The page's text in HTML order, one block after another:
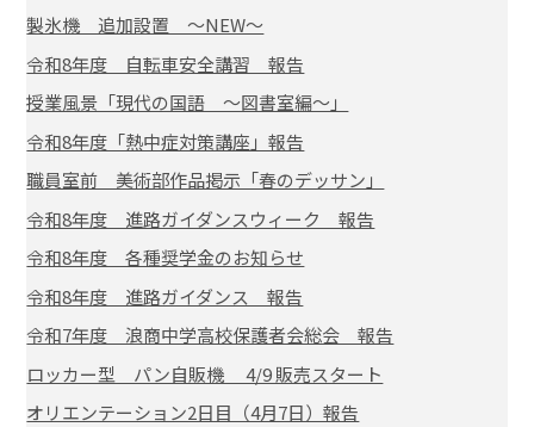
製氷機 追加設置 ～NEW～
令和8年度 自転車安全講習 報告
授業風景「現代の国語 ～図書室編～」
令和8年度「熱中症対策講座」報告
職員室前 美術部作品掲示「春のデッサン」
令和8年度 進路ガイダンスウィーク 報告
令和8年度 各種奨学金のお知らせ
令和8年度 進路ガイダンス 報告
令和7年度 浪商中学高校保護者会総会 報告
ロッカー型 パン自販機 4/9 販売スタート
オリエンテーション2日目（4月7日）報告